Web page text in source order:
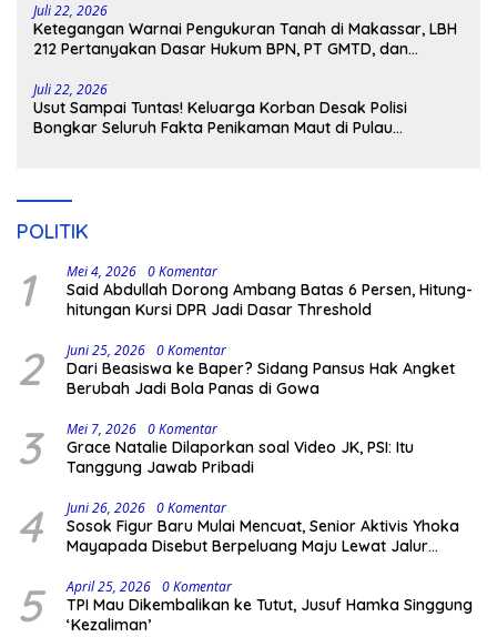
Juli 22, 2026
Ketegangan Warnai Pengukuran Tanah di Makassar, LBH
212 Pertanyakan Dasar Hukum BPN, PT GMTD, dan
Juli 22, 2026
Usut Sampai Tuntas! Keluarga Korban Desak Polisi
Bongkar Seluruh Fakta Penikaman Maut di Pulau
POLITIK
1 Mei 4, 2026 0 Komentar
Said Abdullah Dorong Ambang Batas 6 Persen, Hitung-
hitungan Kursi DPR Jadi Dasar Threshold
2 Juni 25, 2026 0 Komentar
Dari Beasiswa ke Baper? Sidang Pansus Hak Angket
Berubah Jadi Bola Panas di Gowa
3 Mei 7, 2026 0 Komentar
Grace Natalie Dilaporkan soal Video JK, PSI: Itu
Tanggung Jawab Pribadi
4 Juni 26, 2026 0 Komentar
Sosok Figur Baru Mulai Mencuat, Senior Aktivis Yhoka
Mayapada Disebut Berpeluang Maju Lewat Jalur
5 April 25, 2026 0 Komentar
TPI Mau Dikembalikan ke Tutut, Jusuf Hamka Singgung
‘Kezaliman’